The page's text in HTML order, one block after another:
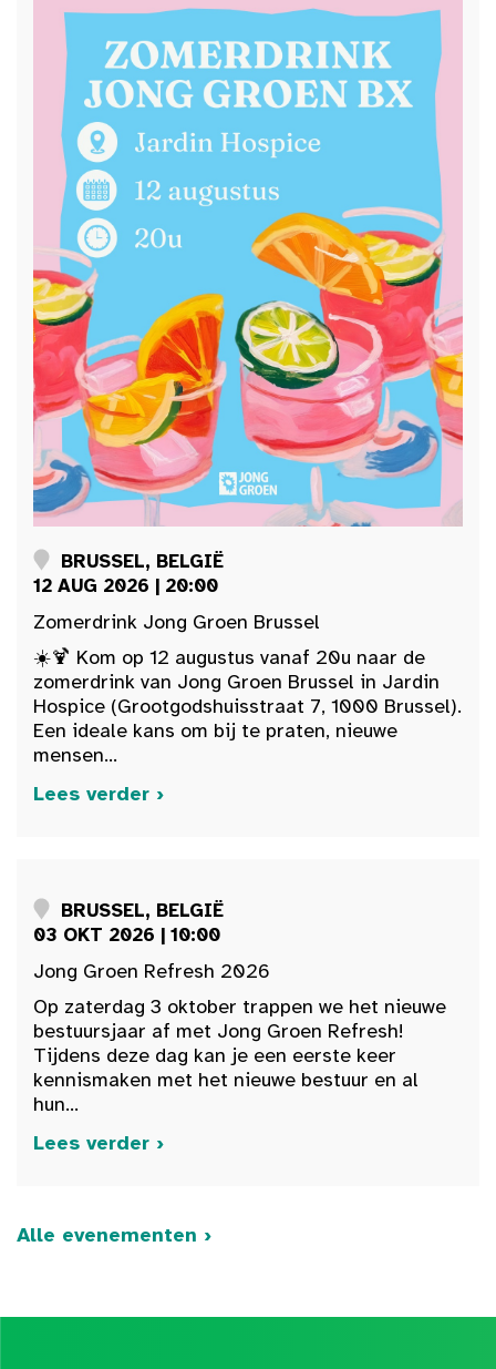
BRUSSEL, BELGIË
12 AUG 2026 | 20:00
Zomerdrink Jong Groen Brussel
☀️🍹 Kom op 12 augustus vanaf 20u naar de
zomerdrink van Jong Groen Brussel in Jardin
Hospice (Grootgodshuisstraat 7, 1000 Brussel).
Een ideale kans om bij te praten, nieuwe
mensen...
Lees verder ›
BRUSSEL, BELGIË
03 OKT 2026 | 10:00
Jong Groen Refresh 2026
Op zaterdag 3 oktober trappen we het nieuwe
bestuursjaar af met Jong Groen Refresh!
Tijdens deze dag kan je een eerste keer
kennismaken met het nieuwe bestuur en al
hun...
Lees verder ›
Alle evenementen ›